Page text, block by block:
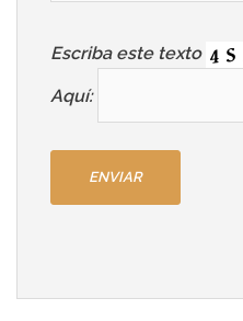
Escriba este texto
Aquí: